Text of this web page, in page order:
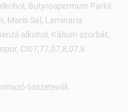
Butyrospermum Parkii
Maris Sal, Laminaria
alkohol, Kálium-szorbát,
CI07,77,07,8,07,8
összetevők